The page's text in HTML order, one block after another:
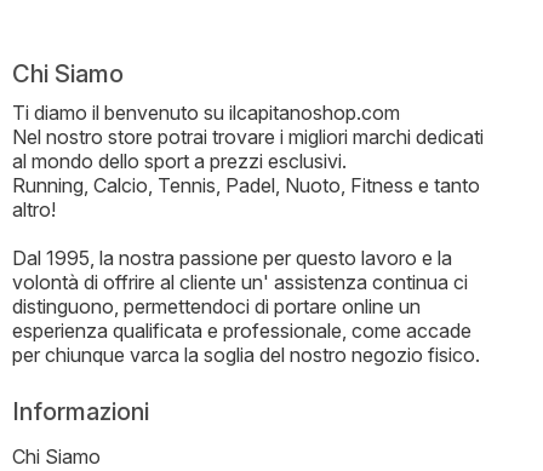
Chi Siamo
Ti diamo il benvenuto su ilcapitanoshop.com
Nel nostro store potrai trovare i migliori marchi dedicati
al mondo dello sport a prezzi esclusivi.
Running, Calcio, Tennis, Padel, Nuoto, Fitness e tanto
altro!
Dal 1995, la nostra passione per questo lavoro e la
volontà di offrire al cliente un' assistenza continua ci
distinguono, permettendoci di portare online un
esperienza qualificata e professionale, come accade
per chiunque varca la soglia del nostro negozio fisico.
Informazioni
Chi Siamo